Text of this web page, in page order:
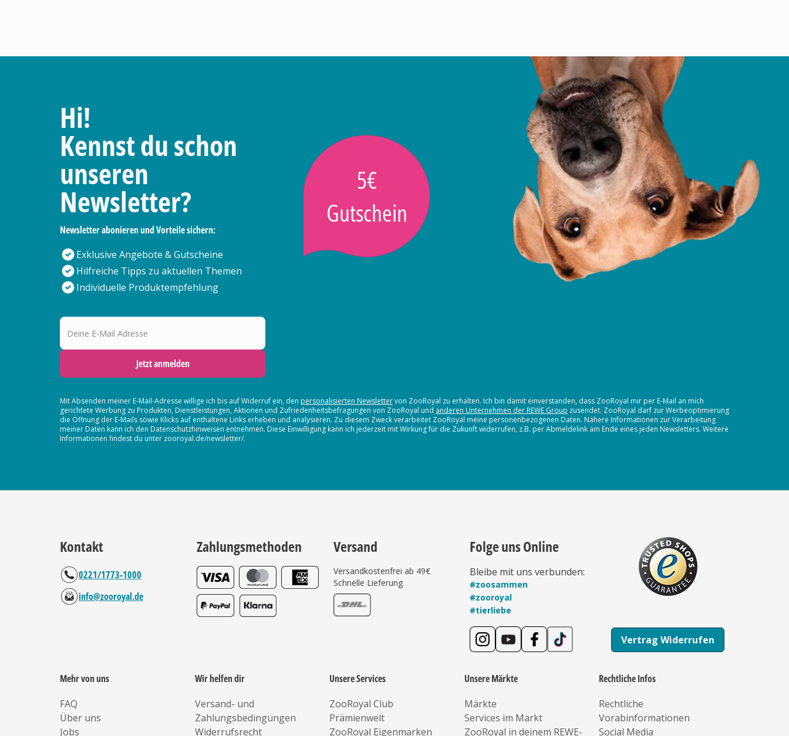
Hi!
Kennst du schon
unseren
Newsletter?
Newsletter abonieren und Vorteile sichern:
Exklusive Angebote & Gutscheine
Hilfreiche Tipps zu aktuellen Themen
Individuelle Produktempfehlung
5€
Gutschein
Deine E-Mail Adresse
Jetzt anmelden
Mit Absenden meiner E-Mail-Adresse willige ich bis auf Widerruf ein, den personalisierten Newslettervon ZooRoyal zu erhalten. Ich bin damit einverstanden, dass ZooRoyal mir per E-Mail an mich
gerichtete Werbung zu Produkten, Dienstleistungen, Aktionen und Zufriedenheitsbefragungen von ZooRoyal und anderen Unternehmen der REWE Group zusendet. ZooRoyal darf zur Werbeoptimierung
die Öffnung der E-Mails sowie Klicks auf enthaltene Links erheben und analysieren. Zu diesem Zweck verarbeitet ZooRoyal meine personenbezogenen Daten. Nähere Informationen zur Verarbeitung
meiner Daten kann ich den Datenschutzhinweisen entnehmen. Diese Einwilligung kann ich jederzeit mit Wirkung für die Zukunft widerrufen, z.B. per Abmeldelink am Ende eines jeden Newsletters. Weitere
Informationen findest du unter zooroyal.de/newsletter/.
Kontakt
0221/1773-1000
info@zooroyal.de
Zahlungsmethoden Versand
Versandkostenfrei ab 49€
Schnelle Lieferung
Folge uns Online
Bleibe mit uns verbunden:
#zoosammen
#zooroyal
#tierliebe
Vertrag Widerrufen
Mehr von uns
FAQ
Über uns
Jobs
Wir helfen dir
Versand- und
Zahlungsbedingungen
Widerrufsrecht
Unsere Services
ZooRoyal Club
Prämienwelt
ZooRoyal Eigenmarken
Unsere Märkte
Märkte
Services im Markt
ZooRoyal in deinem REWE-
Rechtliche Infos
Rechtliche
Vorabinformationen
Social Media